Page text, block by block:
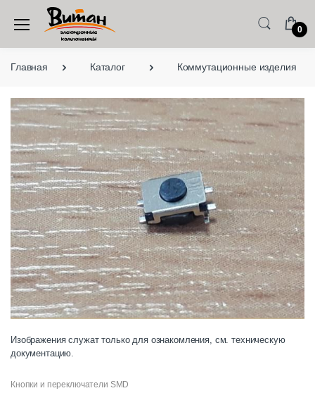
0
Главная Каталог Коммутационные изделия
Изображения служат только для ознакомления, см. техническую
документацию.
Кнопки и переключатели SMD